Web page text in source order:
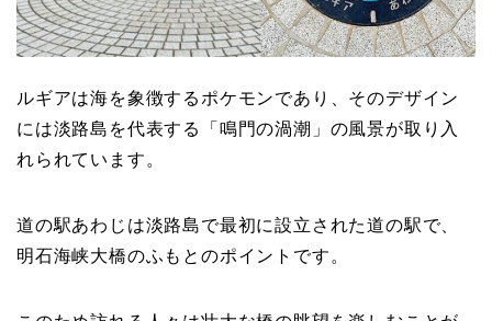
ルギアは海を象徴するポケモンであり、そのデザイン
には淡路島を代表する「鳴門の渦潮」の風景が取り入
れられています。
道の駅あわじは淡路島で最初に設立された道の駅で、
明石海峡大橋のふもとのポイントです。